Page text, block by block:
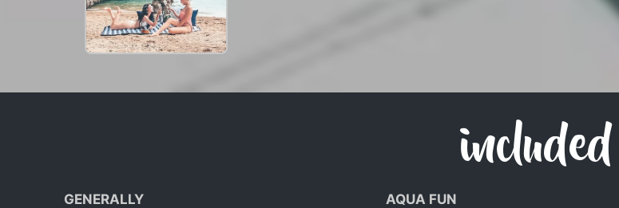
included
GENERALLY
AQUA FUN